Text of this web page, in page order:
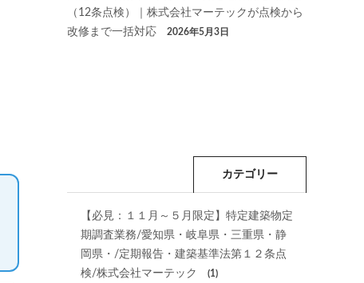
（12条点検）｜株式会社マーテックが点検から
改修まで一括対応
2026年5月3日
カテゴリー
【必見：１１月～５月限定】特定建築物定
期調査業務/愛知県・岐阜県・三重県・静
岡県・/定期報告・建築基準法第１２条点
検/株式会社マーテック
(1)